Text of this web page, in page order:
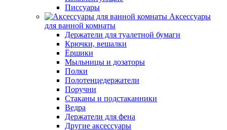
Писсуары
Аксессуары
для ванной комнаты
Держатели для туалетной бумаги
Крючки, вешалки
Ёршики
Мыльницы и дозаторы
Полки
Полотенцедержатели
Поручни
Стаканы и подстаканники
Ведра
Держатели для фена
Другие аксессуары